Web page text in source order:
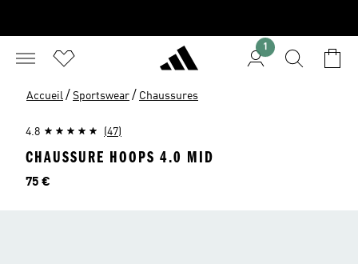
1
Accueil / Sportswear / Chaussures
4.8 (47)
CHAUSSURE HOOPS 4.0 MID
Prix
75 €